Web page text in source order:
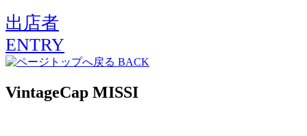
出店者
ENTRY
BACK
VintageCap MISSI